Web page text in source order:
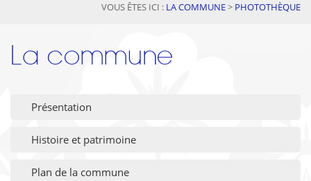
VOUS ÊTES ICI : LA COMMUNE> PHOTOTHÈQUE
La commune
Présentation
Histoire et patrimoine
Plan de la commune